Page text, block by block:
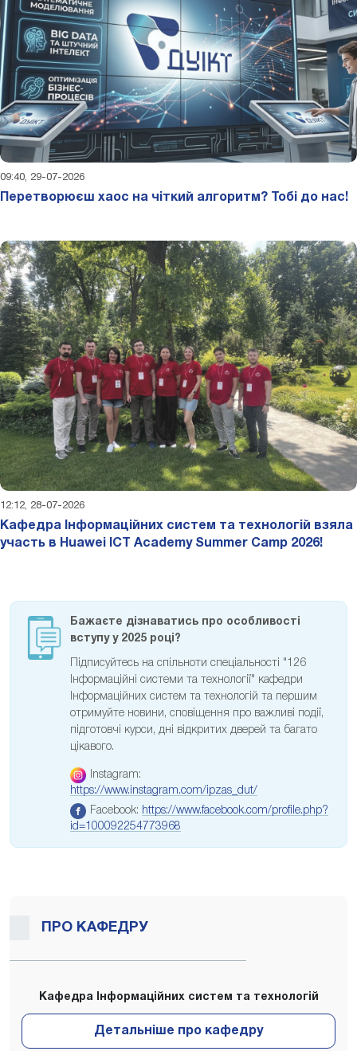
09:40, 29-07-2026
Перетворюєш хаос на чіткий алгоритм? Тобі до нас!
12:12, 28-07-2026
Кафедра Інформаційних систем та технологій взяла
участь в Huawei ICT Academy Summer Camp 2026!
Бажаєте дізнаватись про особливості
вступу у 2025 році?
Підписуйтесь на спільноти спеціальності "126
Інформаційні системи та технології" кафедри
Інформаційних систем та технологій та першим
отримуйте новини, сповіщення про важливі події,
підготовчі курси, дні відкритих дверей та багато
цікавого.
Instagram:
https://www.instagram.com/ipzas_dut/
Facebook: https://www.facebook.com/profile.php?
id=100092254773968
ПРО КАФЕДРУ
Кафедра Інформаційних систем та технологій